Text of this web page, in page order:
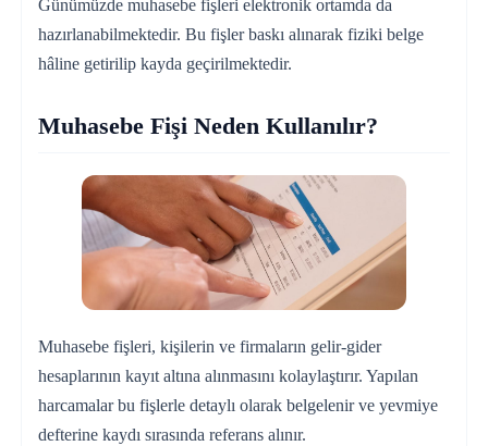
Günümüzde muhasebe fişleri elektronik ortamda da
hazırlanabilmektedir. Bu fişler baskı alınarak fiziki belge
hâline getirilip kayda geçirilmektedir.
Muhasebe Fişi Neden Kullanılır?
Muhasebe fişleri, kişilerin ve firmaların gelir-gider
hesaplarının kayıt altına alınmasını kolaylaştırır. Yapılan
harcamalar bu fişlerle detaylı olarak belgelenir ve yevmiye
defterine kaydı sırasında referans alınır.